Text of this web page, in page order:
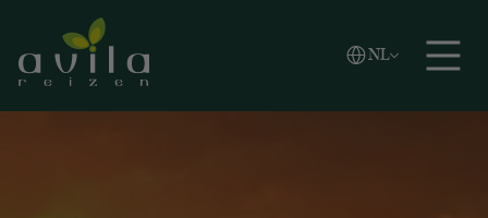
Zoeken
NL
Vlaams
English